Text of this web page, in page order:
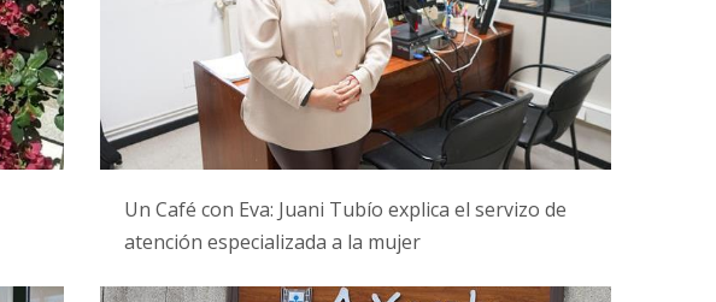
Un Café con Eva: Juani Tubío explica el servizo de
atención especializada a la mujer